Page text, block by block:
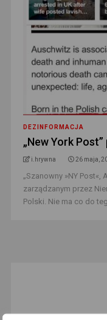
DEZINFORMACJA
„New York Post”
i.hrywna 26 maja,
„Szanowny »NY Post«,
zarządzanym przez
Polski. Nie ma co do